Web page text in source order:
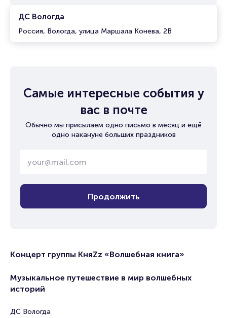
ДС Вологда
Россия, Вологда, улица Маршала Конева, 2В
Самые интересные события у
вас в почте
Обычно мы присылаем одно письмо в месяц и ещё
одно накануне больших праздников
Продолжить
Концерт группы КняZz «Волшебная книга»
Музыкальное путешествие в мир волшебных
историй
ДС Вологда